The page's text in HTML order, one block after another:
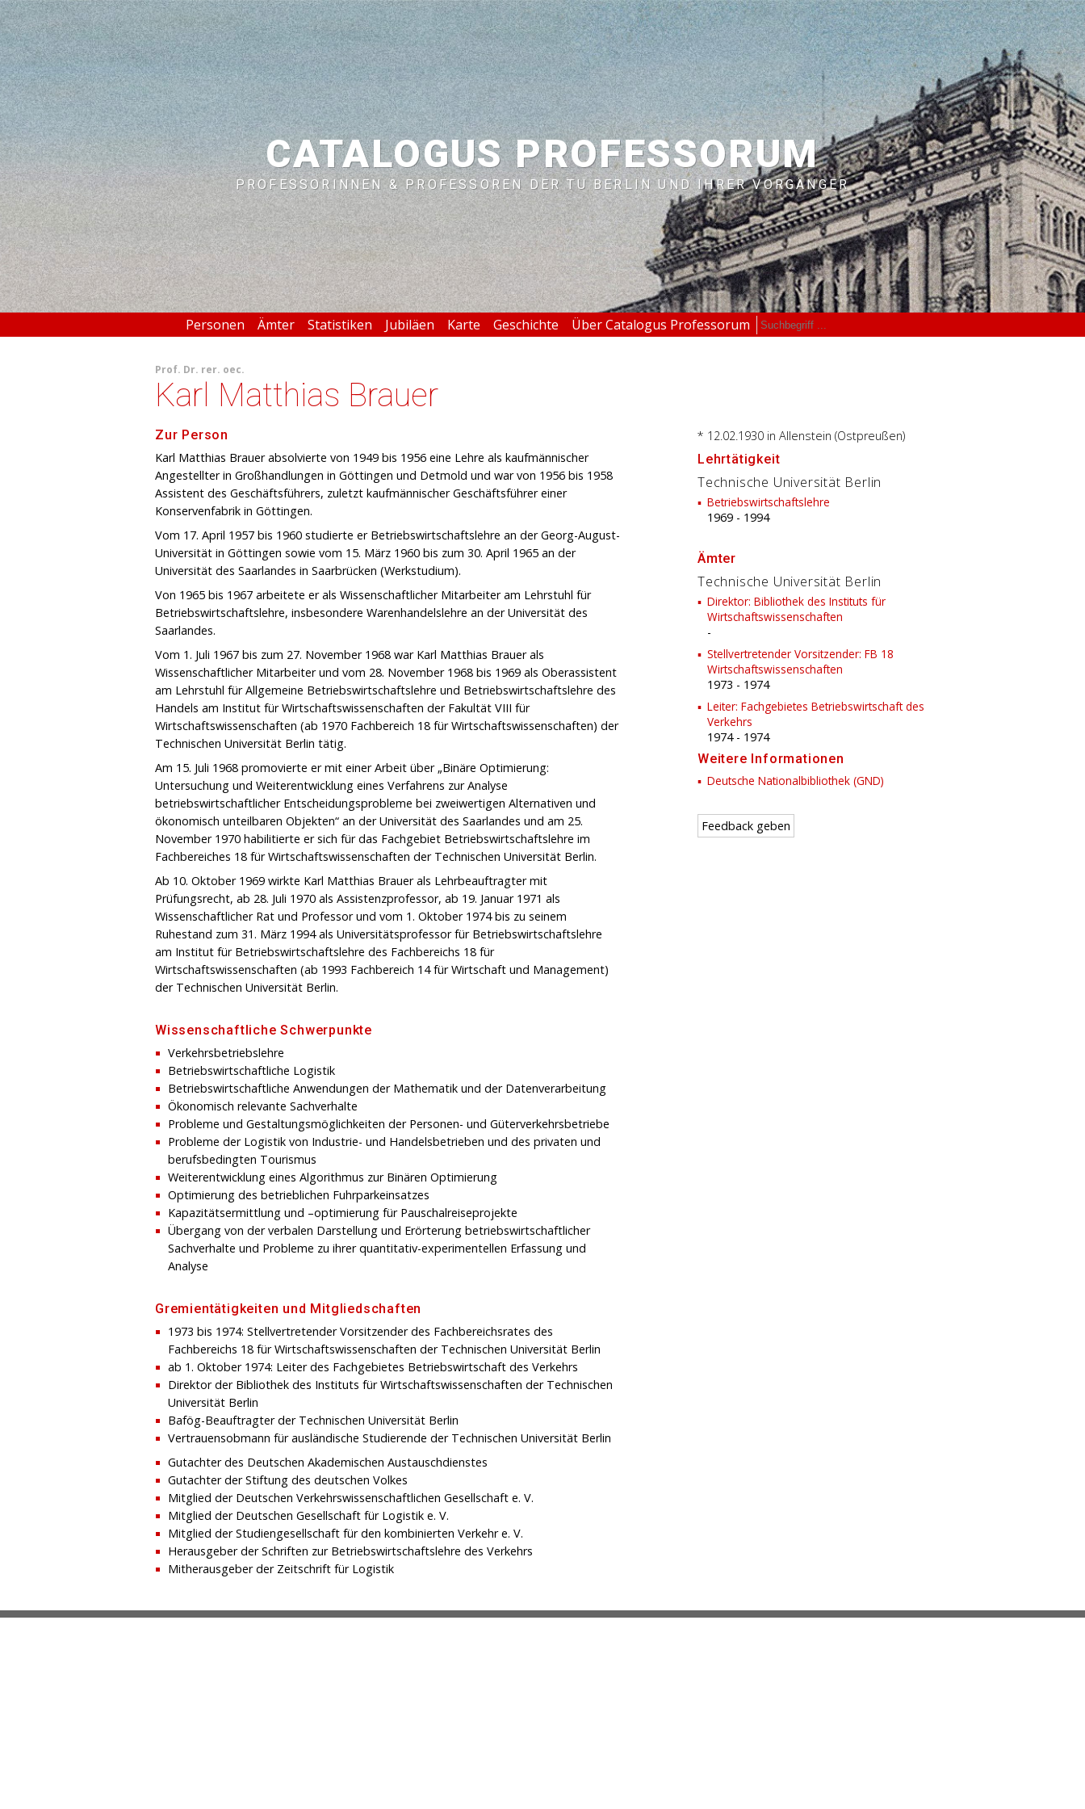
CATALOGUS PROFESSORUM
PROFESSORINNEN & PROFESSOREN DER TU BERLIN UND IHRER VORGÄNGER
Personen Ämter Statistiken Jubiläen Karte Geschichte Über Catalogus Professorum
Prof. Dr. rer. oec.
Karl Matthias Brauer
Zur Person
Karl Matthias Brauer absolvierte von 1949 bis 1956 eine Lehre als kaufmännischer
Angestellter in Großhandlungen in Göttingen und Detmold und war von 1956 bis 1958
Assistent des Geschäftsführers, zuletzt kaufmännischer Geschäftsführer einer
Konservenfabrik in Göttingen.
Vom 17. April 1957 bis 1960 studierte er Betriebswirtschaftslehre an der Georg-August-
Universität in Göttingen sowie vom 15. März 1960 bis zum 30. April 1965 an der
Universität des Saarlandes in Saarbrücken (Werkstudium).
Von 1965 bis 1967 arbeitete er als Wissenschaftlicher Mitarbeiter am Lehrstuhl für
Betriebswirtschaftslehre, insbesondere Warenhandelslehre an der Universität des
Saarlandes.
Vom 1. Juli 1967 bis zum 27. November 1968 war Karl Matthias Brauer als
Wissenschaftlicher Mitarbeiter und vom 28. November 1968 bis 1969 als Oberassistent
am Lehrstuhl für Allgemeine Betriebswirtschaftslehre und Betriebswirtschaftslehre des
Handels am Institut für Wirtschaftswissenschaften der Fakultät VIII für
Wirtschaftswissenschaften (ab 1970 Fachbereich 18 für Wirtschaftswissenschaften) der
Technischen Universität Berlin tätig.
Am 15. Juli 1968 promovierte er mit einer Arbeit über „Binäre Optimierung:
Untersuchung und Weiterentwicklung eines Verfahrens zur Analyse
betriebswirtschaftlicher Entscheidungsprobleme bei zweiwertigen Alternativen und
ökonomisch unteilbaren Objekten“ an der Universität des Saarlandes und am 25.
November 1970 habilitierte er sich für das Fachgebiet Betriebswirtschaftslehre im
Fachbereiches 18 für Wirtschaftswissenschaften der Technischen Universität Berlin.
Ab 10. Oktober 1969 wirkte Karl Matthias Brauer als Lehrbeauftragter mit
Prüfungsrecht, ab 28. Juli 1970 als Assistenzprofessor, ab 19. Januar 1971 als
Wissenschaftlicher Rat und Professor und vom 1. Oktober 1974 bis zu seinem
Ruhestand zum 31. März 1994 als Universitätsprofessor für Betriebswirtschaftslehre
am Institut für Betriebswirtschaftslehre des Fachbereichs 18 für
Wirtschaftswissenschaften (ab 1993 Fachbereich 14 für Wirtschaft und Management)
der Technischen Universität Berlin.
Wissenschaftliche Schwerpunkte
Verkehrsbetriebslehre
Betriebswirtschaftliche Logistik
Betriebswirtschaftliche Anwendungen der Mathematik und der Datenverarbeitung
Ökonomisch relevante Sachverhalte
Probleme und Gestaltungsmöglichkeiten der Personen- und Güterverkehrsbetriebe
Probleme der Logistik von Industrie- und Handelsbetrieben und des privaten und
berufsbedingten Tourismus
Weiterentwicklung eines Algorithmus zur Binären Optimierung
Optimierung des betrieblichen Fuhrparkeinsatzes
Kapazitätsermittlung und –optimierung für Pauschalreiseprojekte
Übergang von der verbalen Darstellung und Erörterung betriebswirtschaftlicher
Sachverhalte und Probleme zu ihrer quantitativ-experimentellen Erfassung und
Analyse
Gremientätigkeiten und Mitgliedschaften
1973 bis 1974: Stellvertretender Vorsitzender des Fachbereichsrates des
Fachbereichs 18 für Wirtschaftswissenschaften der Technischen Universität Berlin
ab 1. Oktober 1974: Leiter des Fachgebietes Betriebswirtschaft des Verkehrs
Direktor der Bibliothek des Instituts für Wirtschaftswissenschaften der Technischen
Universität Berlin
Bafög-Beauftragter der Technischen Universität Berlin
Vertrauensobmann für ausländische Studierende der Technischen Universität Berlin
Gutachter des Deutschen Akademischen Austauschdienstes
Gutachter der Stiftung des deutschen Volkes
Mitglied der Deutschen Verkehrswissenschaftlichen Gesellschaft e. V.
Mitglied der Deutschen Gesellschaft für Logistik e. V.
Mitglied der Studiengesellschaft für den kombinierten Verkehr e. V.
Herausgeber der Schriften zur Betriebswirtschaftslehre des Verkehrs
Mitherausgeber der Zeitschrift für Logistik
* 12.02.1930 in Allenstein (Ostpreußen)
Lehrtätigkeit
Technische Universität Berlin
Betriebswirtschaftslehre
1969 - 1994
Ämter
Technische Universität Berlin
Direktor: Bibliothek des Instituts für
Wirtschaftswissenschaften
-
Stellvertretender Vorsitzender: FB 18
Wirtschaftswissenschaften
1973 - 1974
Leiter: Fachgebietes Betriebswirtschaft des
Verkehrs
1974- 1974
Weitere Informationen
Deutsche Nationalbibliothek (GND)
Feedback geben